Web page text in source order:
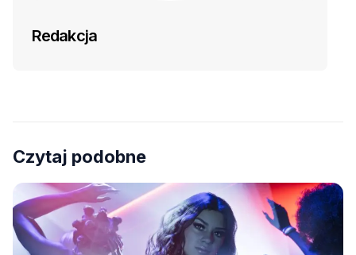
Redakcja
Czytaj podobne